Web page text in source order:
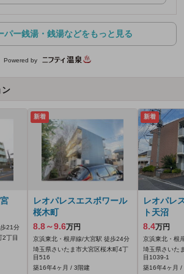
パー銭湯・銭湯などをもっと見る
Powered by
ン
21分
2丁目
新着
レオパレスエスポワール
桜木町
8.8～9.6万円
京浜東北・根岸線/大宮駅 徒歩24分
埼玉県さいたま市大宮区桜木町4丁
目516
築16年4ヶ月 / 3階建
新着
レオパレ
ト天沼
8.4万円
京浜東北・根
埼玉県さいた
目1039‐1
築16年4ヶ月 /